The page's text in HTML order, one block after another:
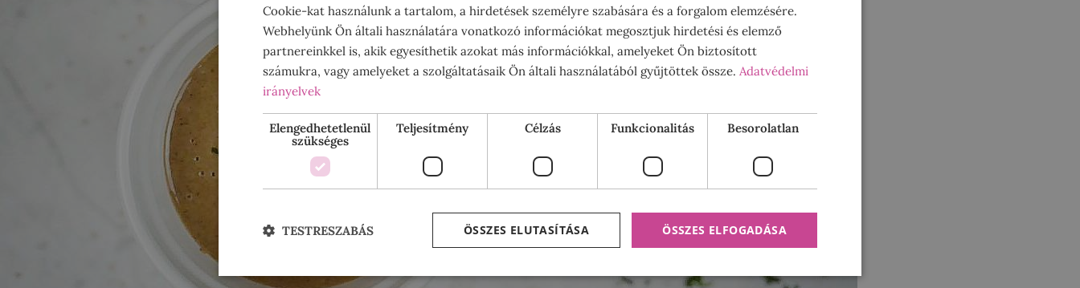
Cookie-kat használunk a tartalom, a hirdetések személyre szabására és a forgalom elemzésére.
Webhelyünk Ön általi használatára vonatkozó információkat megosztjuk hirdetési és elemző
partnereinkkel is, akik egyesíthetik azokat más információkkal, amelyeket Ön biztosított
számukra, vagy amelyeket a szolgáltatásaik Ön általi használatából gyűjtöttek össze. Adatvédelmi
irányelvek
Elengedhetetlenül
szükséges
Teljesítmény Célzás Funkcionalitás Besorolatlan
ÖSSZES ELFOGADÁSA
ÖSSZES ELUTASÍTÁSA
TESTRESZABÁS